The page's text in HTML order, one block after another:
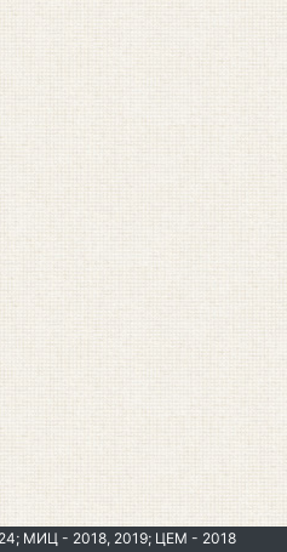
МИЦ - 2018, 2019; ЦЕМ - 2018